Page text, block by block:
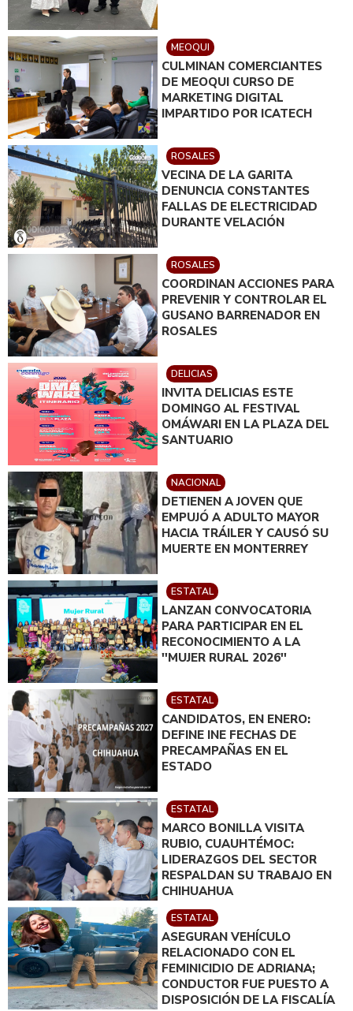
MEOQUI
CULMINAN COMERCIANTES
DE MEOQUI CURSO DE
MARKETING DIGITAL
IMPARTIDO POR ICATECH
ROSALES
VECINA DE LA GARITA
DENUNCIA CONSTANTES
FALLAS DE ELECTRICIDAD
DURANTE VELACIÓN
ROSALES
COORDINAN ACCIONES PARA
PREVENIR Y CONTROLAR EL
GUSANO BARRENADOR EN
ROSALES
DELICIAS
INVITA DELICIAS ESTE
DOMINGO AL FESTIVAL
OMÁWARI EN LA PLAZA DEL
SANTUARIO
NACIONAL
DETIENEN A JOVEN QUE
EMPUJÓ A ADULTO MAYOR
HACIA TRÁILER Y CAUSÓ SU
MUERTE EN MONTERREY
ESTATAL
LANZAN CONVOCATORIA
PARA PARTICIPAR EN EL
RECONOCIMIENTO A LA
''MUJER RURAL 2026''
ESTATAL
CANDIDATOS, EN ENERO:
DEFINE INE FECHAS DE
PRECAMPAÑAS EN EL
ESTADO
ESTATAL
MARCO BONILLA VISITA
RUBIO, CUAUHTÉMOC:
LIDERAZGOS DEL SECTOR
RESPALDAN SU TRABAJO EN
CHIHUAHUA
ESTATAL
ASEGURAN VEHÍCULO
RELACIONADO CON EL
FEMINICIDIO DE ADRIANA;
CONDUCTOR FUE PUESTO A
DISPOSICIÓN DE LA FISCALÍA